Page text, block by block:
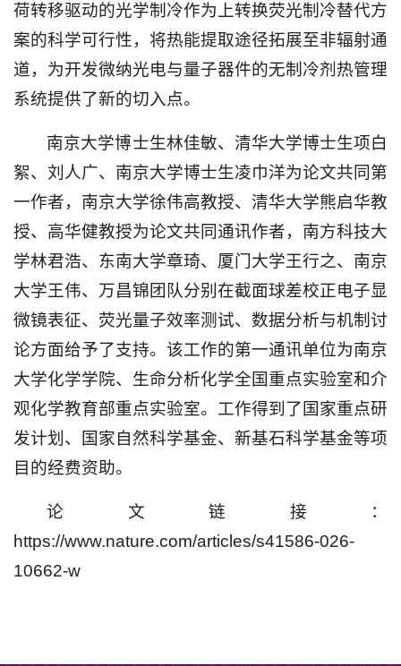
荷转移驱动的光学制冷作为上转换荧光制冷替代方
案的科学可行性，将热能提取途径拓展至非辐射通
道，为开发微纳光电与量子器件的无制冷剂热管理
系统提供了新的切入点。
南京大学博士生林佳敏、清华大学博士生项白
絮、刘人广、南京大学博士生凌巾洋为论文共同第
一作者，南京大学徐伟高教授、清华大学熊启华教
授、高华健教授为论文共同通讯作者，南方科技大
学林君浩、东南大学章琦、厦门大学王行之、南京
大学王伟、万昌锦团队分别在截面球差校正电子显
微镜表征、荧光量子效率测试、数据分析与机制讨
论方面给予了支持。该工作的第一通讯单位为南京
大学化学学院、生命分析化学全国重点实验室和介
观化学教育部重点实验室。工作得到了国家重点研
发计划、国家自然科学基金、新基石科学基金等项
目的经费资助。
论文链接：
https://www.nature.com/articles/s41586-026-
10662-w